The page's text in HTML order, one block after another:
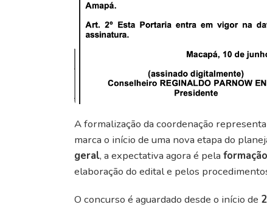
A formalização da coordenação
marca o início de uma nova etapa do
geral, a expectativa agora é pela
elaboração do edital e pelos
O concurso é aguardado desde o início de